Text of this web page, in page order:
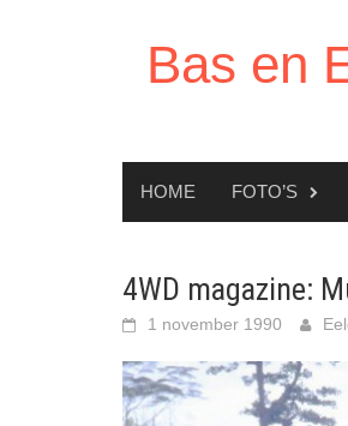
Bas en
HOME FOTO’S
4WD magazine:
1 november 1990